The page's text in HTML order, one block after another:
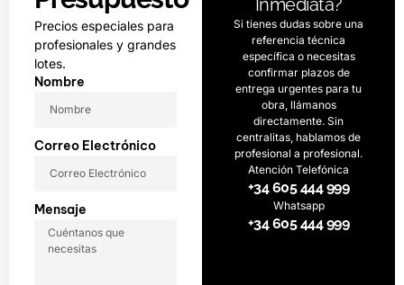
Precios especiales para
profesionales y grandes
lotes.
Nombre
Correo Electrónico
Mensaje
Inmediata?
Si tienes dudas sobre una
referencia técnica
específica o necesitas
confirmar plazos de
entrega urgentes para tu
obra, llámanos
directamente. Sin
centralitas, hablamos de
profesional a profesional.
Atención Telefónica
+34 605 444 999
Whatsapp
+34 605 444 999